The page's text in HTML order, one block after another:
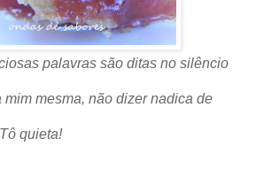
palavras são ditas no silêncio
mesma, não dizer nadica de
quieta!